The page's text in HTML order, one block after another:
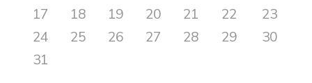
17
18 19 20 21 22
23
24
25 26 27 28 29
30
31